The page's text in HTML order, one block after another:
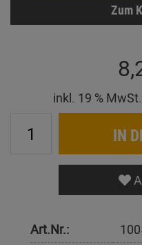
Zum
inkl. 19 %
IN
Art.Nr.: